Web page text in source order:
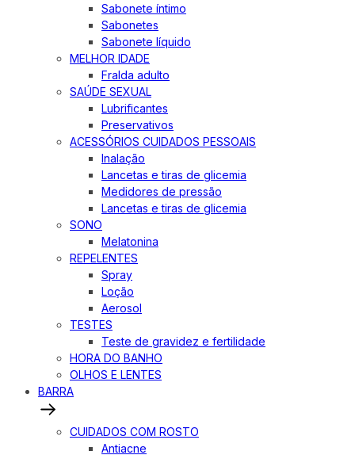
Sabonete íntimo
Sabonetes
Sabonete líquido
MELHOR IDADE
Fralda adulto
SAÚDE SEXUAL
Lubrificantes
Preservativos
ACESSÓRIOS CUIDADOS PESSOAIS
Inalação
Lancetas e tiras de glicemia
Medidores de pressão
Lancetas e tiras de glicemia
SONO
Melatonina
REPELENTES
Spray
Loção
Aerosol
TESTES
Teste de gravidez e fertilidade
HORA DO BANHO
OLHOS E LENTES
BARRA
CUIDADOS COM ROSTO
Antiacne